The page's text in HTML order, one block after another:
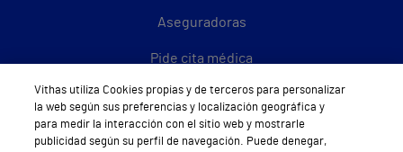
Aseguradoras
Pide cita médica
Área privada
Empresas
Vithas utiliza Cookies propias y de terceros para personalizar
la web según sus preferencias y localización geográfica y
para medir la interacción con el sitio web y mostrarle
publicidad según su perfil de navegación. Puede denegar,